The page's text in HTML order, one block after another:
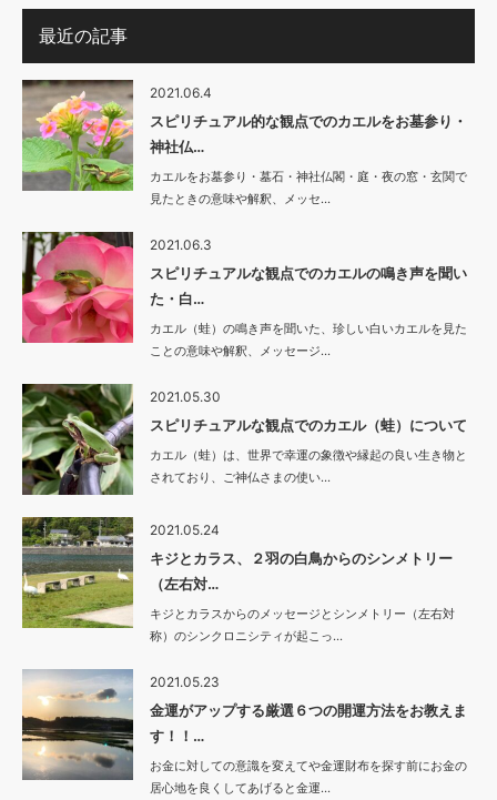
最近の記事
2021.06.4
スピリチュアル的な観点でのカエルをお墓参り・
神社仏…
カエルをお墓参り・墓石・神社仏閣・庭・夜の窓・玄関で
見たときの意味や解釈、メッセ…
2021.06.3
スピリチュアルな観点でのカエルの鳴き声を聞い
た・白…
カエル（蛙）の鳴き声を聞いた、珍しい白いカエルを見た
ことの意味や解釈、メッセージ…
2021.05.30
スピリチュアルな観点でのカエル（蛙）について
カエル（蛙）は、世界で幸運の象徴や縁起の良い生き物と
されており、ご神仏さまの使い…
2021.05.24
キジとカラス、２羽の白鳥からのシンメトリー
（左右対…
キジとカラスからのメッセージとシンメトリー（左右対
称）のシンクロニシティが起こっ…
2021.05.23
金運がアップする厳選６つの開運方法をお教えま
す！！…
お金に対しての意識を変えてや金運財布を探す前にお金の
居心地を良くしてあげると金運…